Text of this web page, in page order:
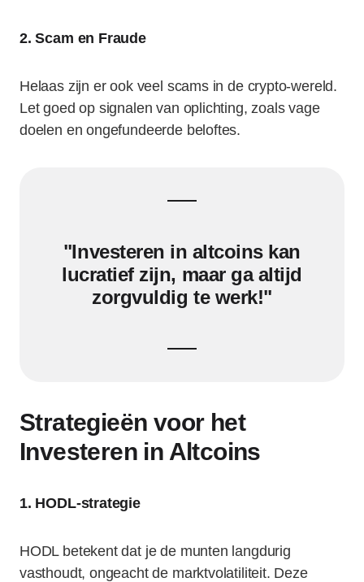
2. Scam en Fraude
Helaas zijn er ook veel scams in de crypto-wereld.
Let goed op signalen van oplichting, zoals vage
doelen en ongefundeerde beloftes.
"Investeren in altcoins kan
lucratief zijn, maar ga altijd
zorgvuldig te werk!"
Strategieën voor het
Investeren in Altcoins
1. HODL-strategie
HODL betekent dat je de munten langdurig
vasthoudt, ongeacht de marktvolatiliteit. Deze